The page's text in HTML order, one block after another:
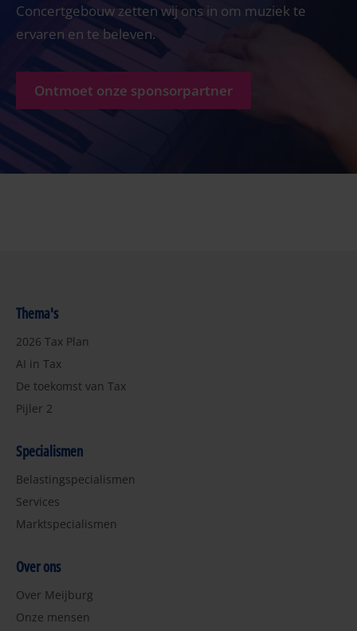
Concertgebouw zetten wij ons in om muziek te
ervaren en te beleven.
Ontmoet onze sponsorpartner
Thema's
2026 Tax Plan
AI in Tax
De toekomst van Tax
Pijler 2
Specialismen
Belastingspecialismen
Services
Marktspecialismen
Over ons
Over Meijburg
Onze mensen